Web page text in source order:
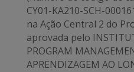
CY01-KA210-SCH-
na Ação Central 2 do
aprovada pelo
PROGRAM
APRENDIZAGEM AO